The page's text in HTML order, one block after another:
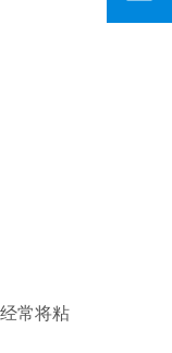
常将粘